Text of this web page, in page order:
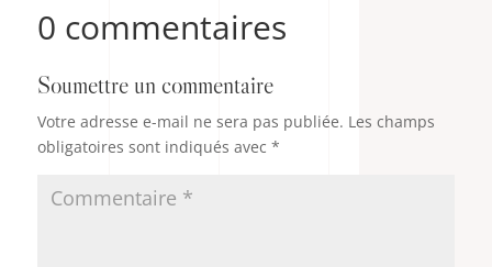
0 commentaires
Soumettre un commentaire
Votre adresse e-mail ne sera pas publiée. Les champs
obligatoires sont indiqués avec *